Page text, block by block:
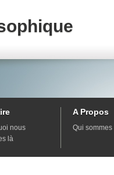
nous
là
A Propos
Qui sommes